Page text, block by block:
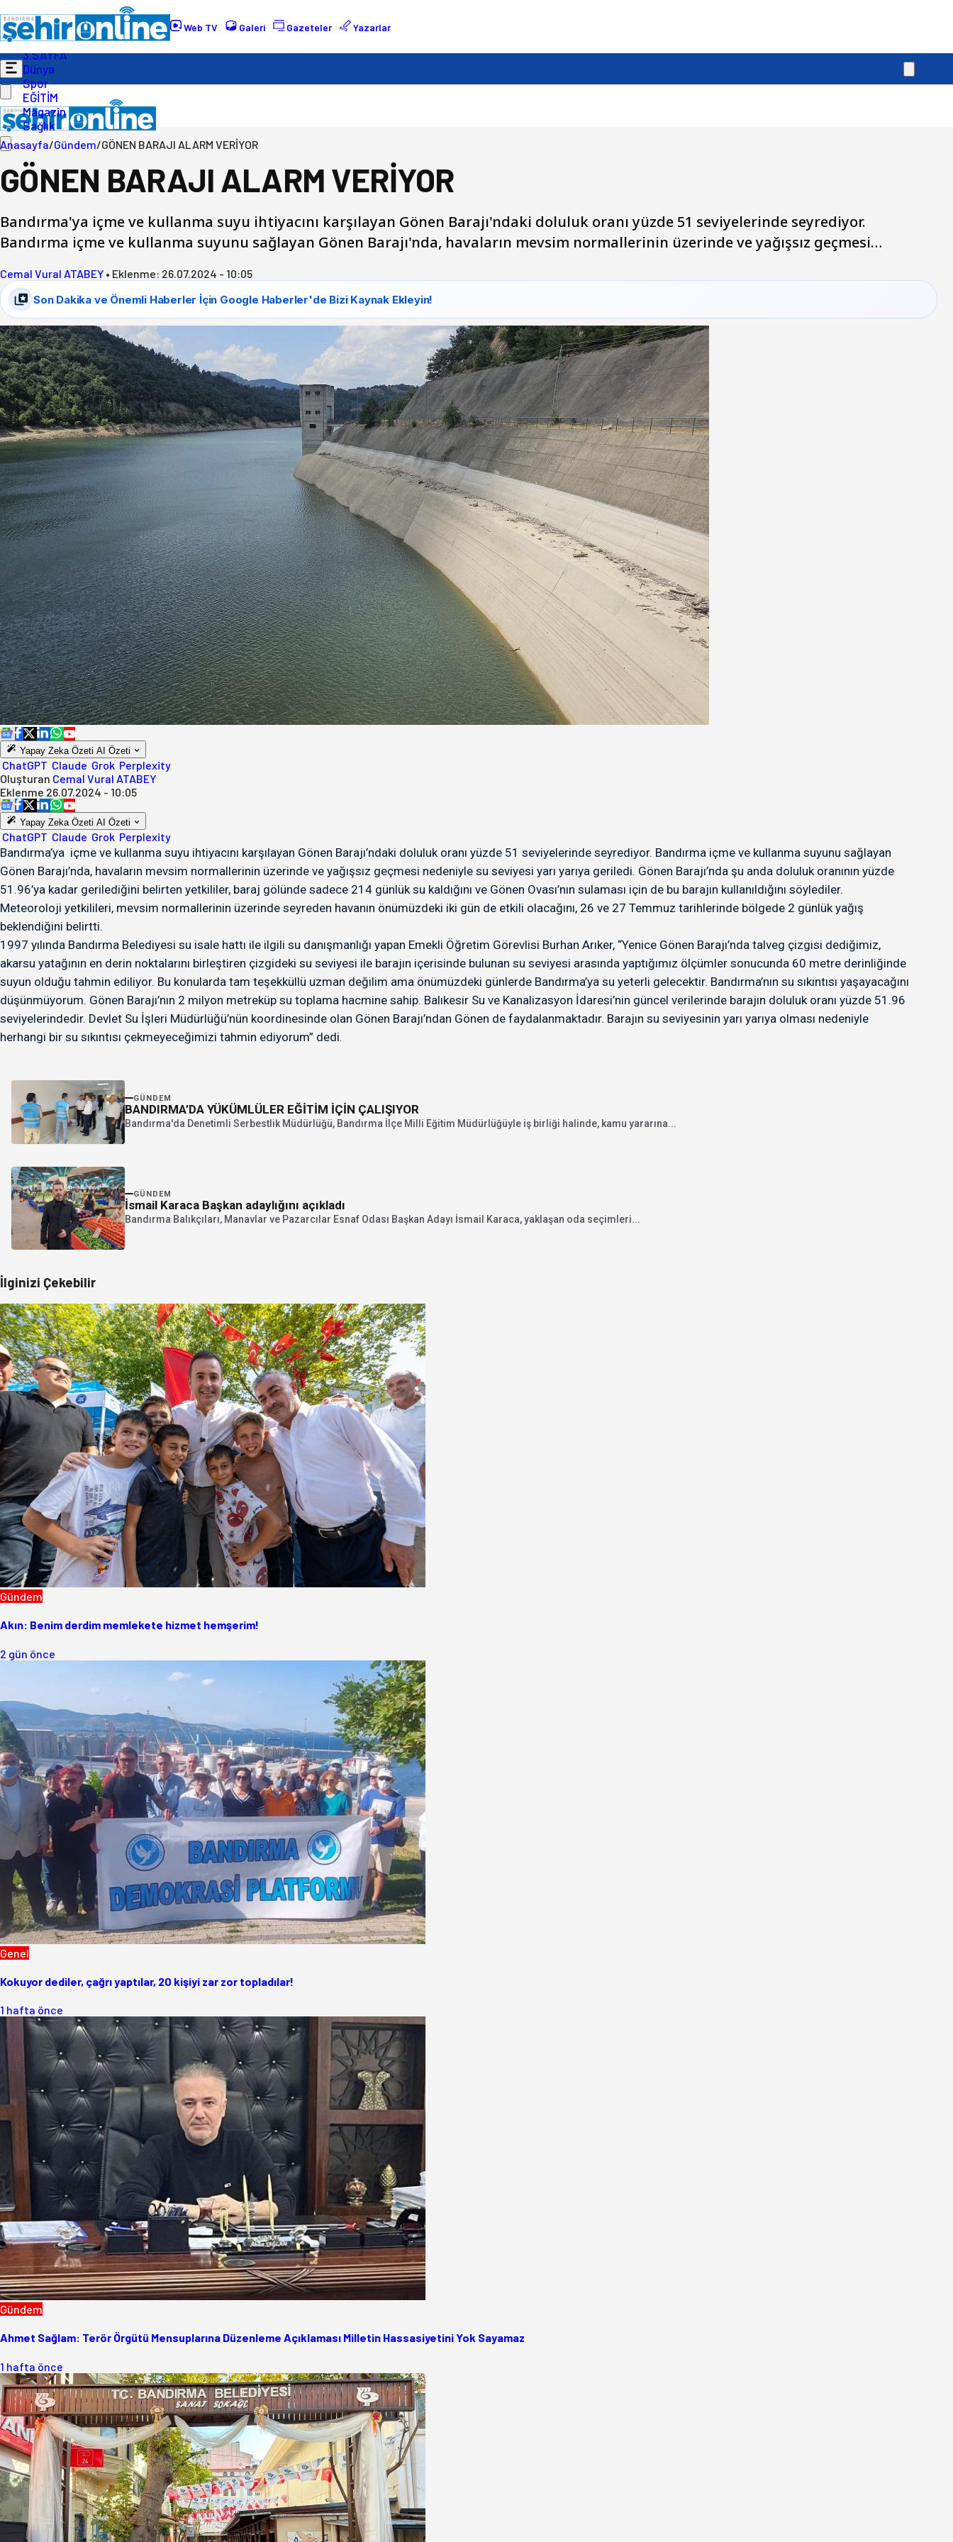
Web TV Galeri Gazeteler Yazarlar
Gündem
Ekonomi
Politika
3.SAYFA
Dünya
Spor
EĞİTİM
Magazin
Sağlık
Anasayfa/Gündem/GÖNEN BARAJI ALARM VERİYOR
GÖNEN BARAJI ALARM VERİYOR
Bandırma'ya içme ve kullanma suyu ihtiyacını karşılayan Gönen Barajı'ndaki doluluk oranı yüzde 51 seviyelerinde seyrediyor.
Bandırma içme ve kullanma suyunu sağlayan Gönen Barajı'nda, havaların mevsim normallerinin üzerinde ve yağışsız geçmesi…
Cemal Vural ATABEY • Eklenme: 26.07.2024 - 10:05
Son Dakika ve Önemli Haberler İçin Google Haberler'de Bizi Kaynak Ekleyin!
Yapay Zeka Özeti AI Özeti
ChatGPT Claude Grok Perplexity
Oluşturan Cemal Vural ATABEY
Eklenme 26.07.2024 - 10:05
Yapay Zeka Özeti AI Özeti
ChatGPT Claude Grok Perplexity
Bandırma’ya içme ve kullanma suyu ihtiyacını karşılayan Gönen Barajı’ndaki doluluk oranı yüzde 51 seviyelerinde seyrediyor. Bandırma içme ve kullanma suyunu sağlayan
Gönen Barajı’nda, havaların mevsim normallerinin üzerinde ve yağışsız geçmesi nedeniyle su seviyesi yarı yarıya geriledi. Gönen Barajı’nda şu anda doluluk oranının yüzde
51.96’ya kadar gerilediğini belirten yetkililer, baraj gölünde sadece 214 günlük su kaldığını ve Gönen Ovası’nın sulaması için de bu barajın kullanıldığını söylediler.
Meteoroloji yetkilileri, mevsim normallerinin üzerinde seyreden havanın önümüzdeki iki gün de etkili olacağını, 26 ve 27 Temmuz tarihlerinde bölgede 2 günlük yağış
beklendiğini belirtti.
1997 yılında Bandırma Belediyesi su isale hattı ile ilgili su danışmanlığı yapan Emekli Öğretim Görevlisi Burhan Arıker, “Yenice Gönen Barajı’nda talveg çizgisi dediğimiz,
akarsu yatağının en derin noktalarını birleştiren çizgideki su seviyesi ile barajın içerisinde bulunan su seviyesi arasında yaptığımız ölçümler sonucunda 60 metre derinliğinde
suyun olduğu tahmin ediliyor. Bu konularda tam teşekküllü uzman değilim ama önümüzdeki günlerde Bandırma’ya su yeterli gelecektir. Bandırma’nın su sıkıntısı yaşayacağını
düşünmüyorum. Gönen Barajı’nın 2 milyon metreküp su toplama hacmine sahip. Balıkesir Su ve Kanalizasyon İdaresi’nin güncel verilerinde barajın doluluk oranı yüzde 51.96
seviyelerindedir. Devlet Su İşleri Müdürlüğü’nün koordinesinde olan Gönen Barajı’ndan Gönen de faydalanmaktadır. Barajın su seviyesinin yarı yarıya olması nedeniyle
herhangi bir su sıkıntısı çekmeyeceğimizi tahmin ediyorum” dedi.
GÜNDEM
BANDIRMA’DA YÜKÜMLÜLER EĞİTİM İÇİN ÇALIŞIYOR
Bandırma'da Denetimli Serbestlik Müdürlüğü, Bandırma İlçe Milli Eğitim Müdürlüğüyle iş birliği halinde, kamu yararına...
GÜNDEM
İsmail Karaca Başkan adaylığını açıkladı
Bandırma Balıkçıları, Manavlar ve Pazarcılar Esnaf Odası Başkan Adayı İsmail Karaca, yaklaşan oda seçimleri...
İlginizi Çekebilir
Gündem
Akın: Benim derdim memlekete hizmet hemşerim!
2 gün önce
Genel
Kokuyor dediler, çağrı yaptılar, 20 kişiyi zar zor topladılar!
1 hafta önce
Gündem
Ahmet Sağlam: Terör Örgütü Mensuplarına Düzenleme Açıklaması Milletin Hassasiyetini Yok Sayamaz
1 hafta önce